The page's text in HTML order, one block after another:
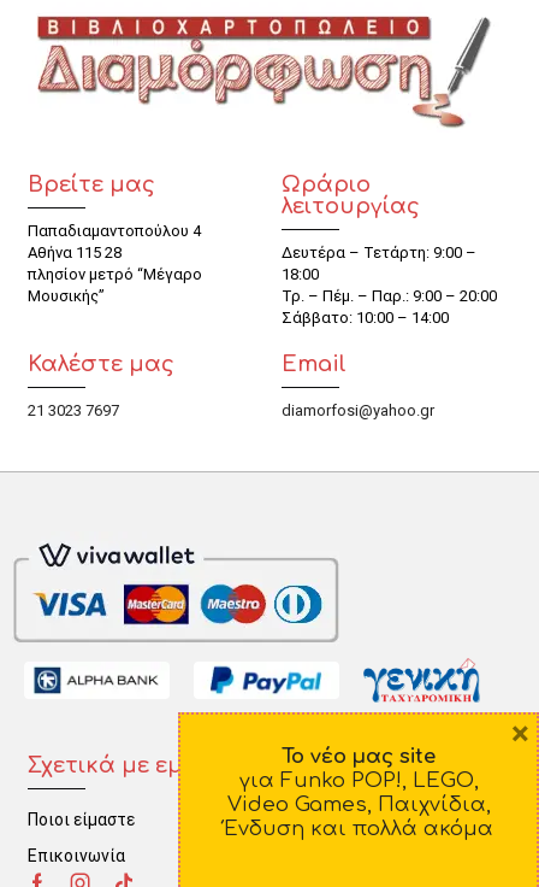
Βρείτε μας
Παπαδιαμαντοπούλου 4
Αθήνα 115 28
πλησίον μετρό “Μέγαρο
Μουσικής”
Ωράριο
λειτουργίας
Δευτέρα – Τετάρτη: 9:00 –
18:00
Τρ. – Πέμ. – Παρ.: 9:00 – 20:00
Σάββατο: 10:00 – 14:00
Καλέστε μας
21 3023 7697
Email
diamorfosi@yahoo.gr
Σχετικά με εμάς
Ποιοι είμαστε
Επικοινωνία
Πληροφορίες
Τρόποι Πληρωμής
Το νέο μας site
για Funko POP!, LEGO,
Video Games, Παιχνίδια,
Ένδυση και πολλά ακόμα
×